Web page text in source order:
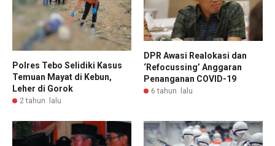
Polres Tebo Selidiki Kasus
Temuan Mayat di Kebun,
Leher di Gorok
2 tahun lalu
DPR Awasi Realokasi dan
‘Refocussing’ Anggaran
Penanganan COVID-19
6 tahun lalu